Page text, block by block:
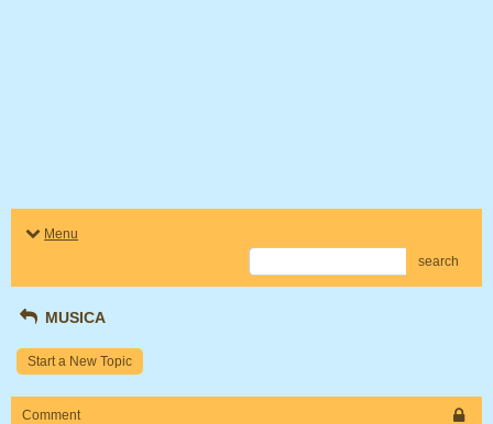
Menu
search
MUSICA
Start a New Topic
Comment